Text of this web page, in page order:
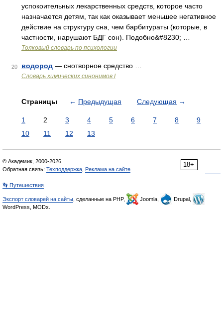
успокоительных лекарственных средств, которое часто
назначается детям, так как оказывает меньшее негативное
действие на структуру сна, чем барбитураты (которые, в
частности, нарушают БДГ сон). Подобно&#8230; …
Толковый словарь по психологии
20 водород — снотворное средство …
Cловарь химических синонимов I
Страницы ← Предыдущая Следующая →
1 2 3 4 5 6 7 8
9
10
11 12 13
18+
© Академик, 2000-2026
Обратная связь: Техподдержка Реклама на сайте
👣 Путешествия
Экспорт словарей на сайты , сделанные на PHP, Joomla,
Drupal,
WordPress, MODx.